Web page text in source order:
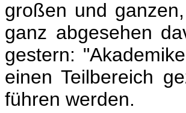
großen und
ganz abgesehen
gestern:
einen Teilbereich
führen werden.